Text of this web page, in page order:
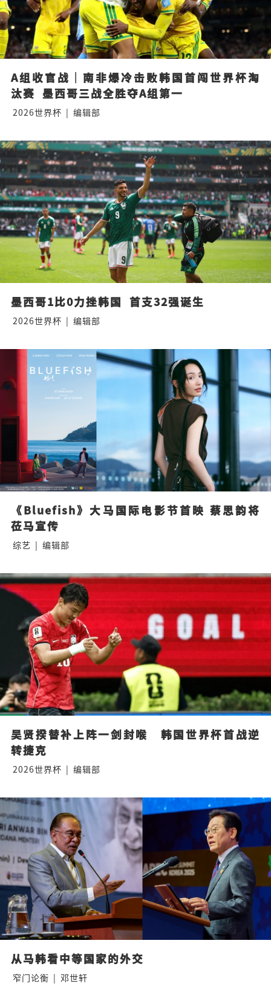
A组收官战｜南非爆冷击败韩国首闯世界杯淘
汰赛  墨西哥三战全胜夺A组第一
2026世界杯 | 编辑部
墨西哥1比0力挫韩国  首支32强诞生
2026世界杯 | 编辑部
《Bluefish》大马国际电影节首映 蔡思韵将
莅马宣传
综艺 | 编辑部
吴贤揆替补上阵一剑封喉　韩国世界杯首战逆
转捷克
2026世界杯 | 编辑部
从马韩看中等国家的外交
窄门论衡 | 邓世轩